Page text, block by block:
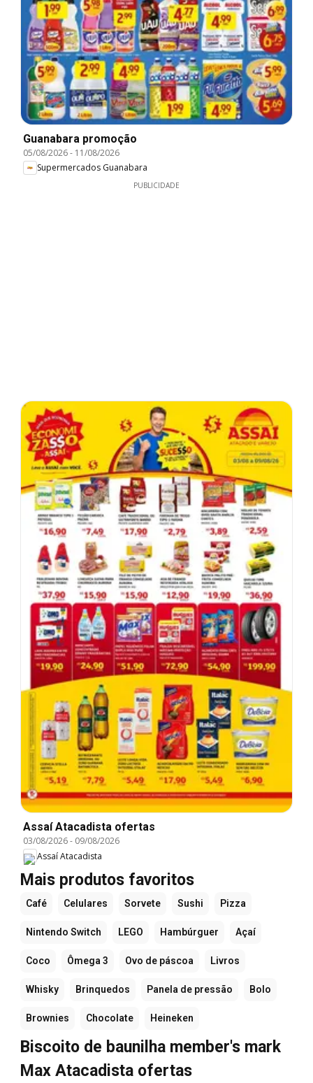
Guanabara promoção
05/08/2026- 11/08/2026
Supermercados Guanabara
PUBLICIDADE
Assaí Atacadista ofertas
03/08/2026- 09/08/2026
Assaí Atacadista
Mais produtos favoritos
Café Celulares Sorvete Sushi Pizza
Nintendo Switch LEGO Hambúrguer Açaí
Coco Ômega 3 Ovo de páscoa Livros
Whisky Brinquedos Panela de pressão Bolo
Brownies Chocolate Heineken
Biscoito de baunilha member's mark
Max Atacadista ofertas